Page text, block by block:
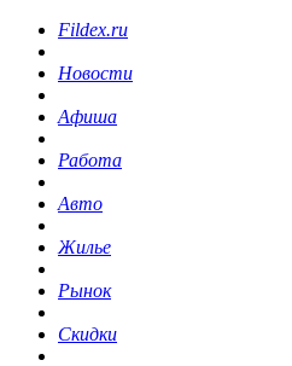
Fildex.ru
Новости
Афиша
Работа
Авто
Жилье
Рынок
Скидки